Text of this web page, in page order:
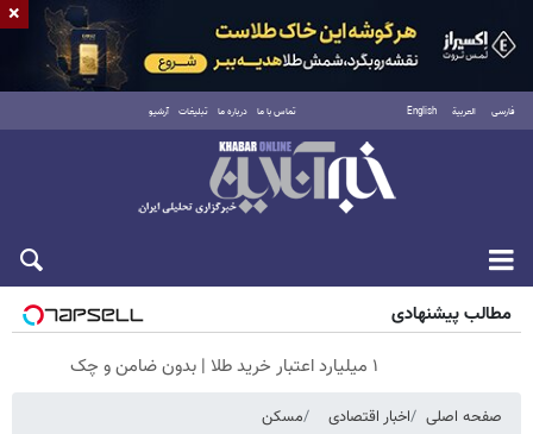
فارسی العربية English تماس با ما درباره ما تبلیغات آرشیو
جمعه ۱۶ مرداد ۱۴۰۵
مطالب پیشنهادی
۱ میلیارد اعتبار خرید طلا | بدون ضامن و چک
صفحه اصلی اخبار اقتصادی مسکن
×